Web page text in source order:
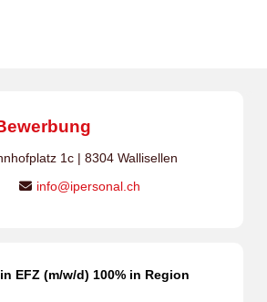
1c | 8304 Wallisellen
info@ipersonal.ch
EFZ (m/w/d) 100% in Region